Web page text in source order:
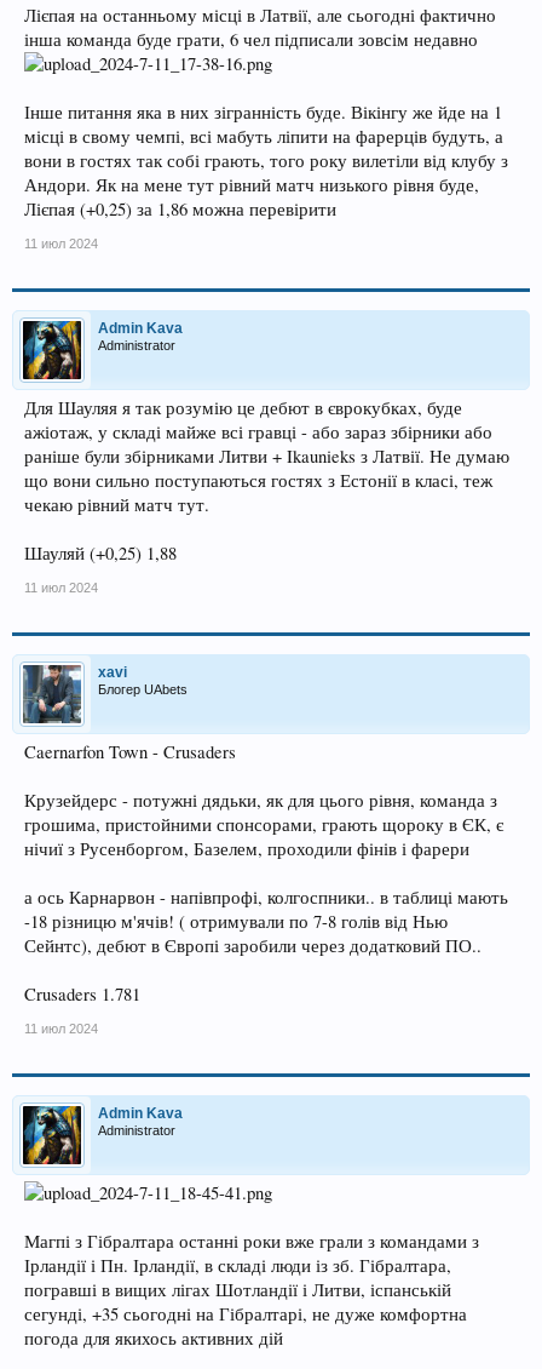
Лієпая на останньому місці в Латвії, але сьогодні фактично
інша команда буде грати, 6 чел підписали зовсім недавно
Інше питання яка в них зігранність буде. Вікінгу же йде на 1
місці в свому чемпі, всі мабуть ліпити на фарерців будуть, а
вони в гостях так собі грають, того року вилетіли від клубу з
Андори. Як на мене тут рівний матч низького рівня буде,
Лієпая (+0,25) за 1,86 можна перевірити
11 июл 2024
Admin Kava
Administrator
Для Шауляя я так розумію це дебют в єврокубках, буде
ажіотаж, у складі майже всі гравці - або зараз збірники або
раніше були збірниками Литви + Ikaunieks з Латвії. Не думаю
що вони сильно поступаються гостях з Естонії в класі, теж
чекаю рівний матч тут.
Шауляй (+0,25) 1,88
11 июл 2024
xavi
Блогер UAbets
Caernarfon Town - Crusaders
Крузейдерс - потужні дядьки, як для цього рівня, команда з
грошима, пристойними спонсорами, грають щороку в ЄК, є
нічиї з Русенборгом, Базелем, проходили фінів і фарери
а ось Карнарвон - напівпрофі, колгоспники.. в таблиці мають
-18 різницю м'ячів! ( отримували по 7-8 голів від Нью
Сейнтс), дебют в Європі заробили через додатковий ПО..
Crusaders 1.781
11 июл 2024
Admin Kava
Administrator
Магпі з Гібралтара останні роки вже грали з командами з
Ірландії і Пн. Ірландії, в складі люди із зб. Гібралтара,
погравші в вищих лігах Шотландії і Литви, іспанській
сегунді, +35 сьогодні на Гібралтарі, не дуже комфортна
погода для якихось активних дій